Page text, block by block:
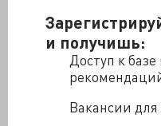
и получишь:
Доступ к
Вакансии для
Ведущий: Башанкаев
Мазуренко Д.А.,
Первый медицинский